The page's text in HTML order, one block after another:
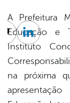
A Prefeitura
Educação e
Instituto
na próxima
Twitter